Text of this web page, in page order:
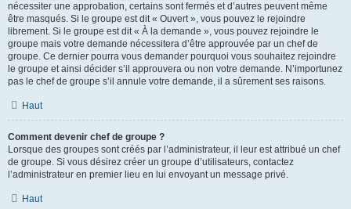
nécessiter une approbation, certains sont fermés et d’autres peuvent même
être masqués. Si le groupe est dit « Ouvert », vous pouvez le rejoindre
librement. Si le groupe est dit « À la demande », vous pouvez rejoindre le
groupe mais votre demande nécessitera d’être approuvée par un chef de
groupe. Ce dernier pourra vous demander pourquoi vous souhaitez rejoindre
le groupe et ainsi décider s’il approuvera ou non votre demande. N’importunez
pas le chef de groupe s’il annule votre demande, il a sûrement ses raisons.
Haut
Comment devenir chef de groupe ?
Lorsque des groupes sont créés par l’administrateur, il leur est attribué un chef
de groupe. Si vous désirez créer un groupe d’utilisateurs, contactez
l’administrateur en premier lieu en lui envoyant un message privé.
Haut